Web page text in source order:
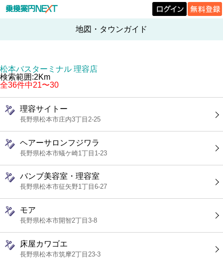
地図・タウンガイド
松本バスターミナル 理容店
検索範囲:2Km
全36件中21〜30
理容サイトー
長野県松本市庄内3丁目2-25
ヘアーサロンフジワラ
長野県松本市蟻ケ崎1丁目1-23
バンブ美容室・理容室
長野県松本市征矢野1丁目6-27
モア
長野県松本市開智2丁目3-8
床屋カワゴエ
長野県松本市筑摩2丁目23-3